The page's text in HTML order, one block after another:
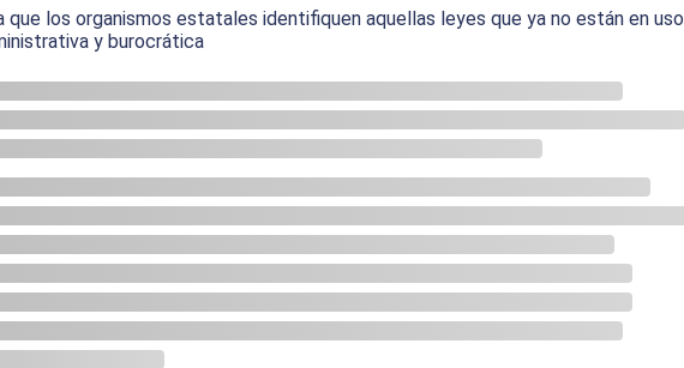
que los organismos estatales identifiquen aquellas leyes que ya no están en uso
y burocrática